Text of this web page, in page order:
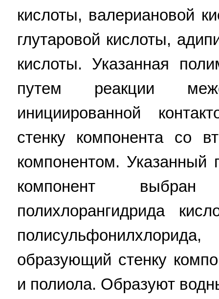
кислоты, валериановой
глутаровой кислоты,
кислоты. Указанная
путем реакции
инициированной
стенку компонента со
компонентом. Указанный
компонент выбран
полихлорангидрида
образующий стенку
и полиола. Образуют